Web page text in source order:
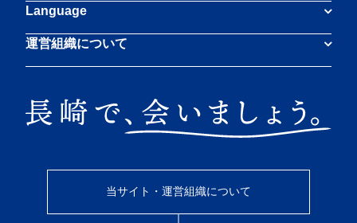
Language
運営組織について
当サイト・運営組織について